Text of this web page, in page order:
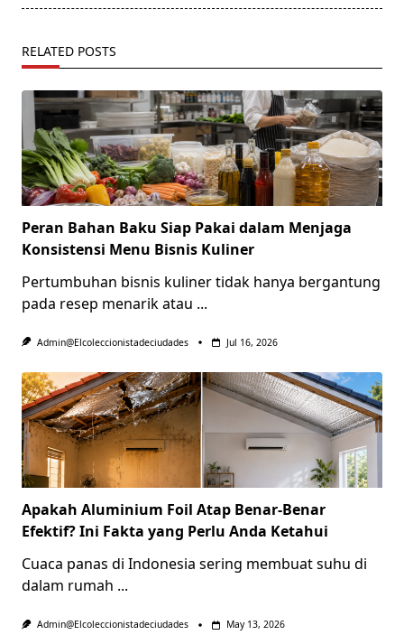
RELATED POSTS
Peran Bahan Baku Siap Pakai dalam Menjaga
Konsistensi Menu Bisnis Kuliner
Pertumbuhan bisnis kuliner tidak hanya bergantung
pada resep menarik atau ...
Admin@elcoleccionistadeciudades Jul 16, 2026
Apakah Aluminium Foil Atap Benar-Benar
Efektif? Ini Fakta yang Perlu Anda Ketahui
Cuaca panas di Indonesia sering membuat suhu di
dalam rumah ...
Admin@elcoleccionistadeciudades May 13, 2026